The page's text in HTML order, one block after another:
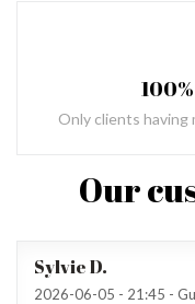
Our
SylvieD
2026-06-05 - 21:45 -
Only clients having